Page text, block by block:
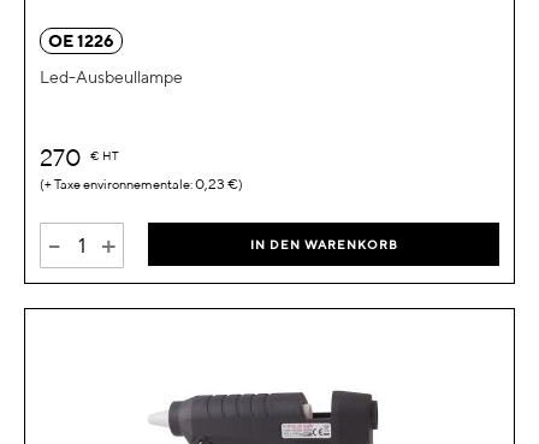
OE 1226
Led-Ausbeullampe
270 € HT
0,23 €
- + IN DEN WARENKORB